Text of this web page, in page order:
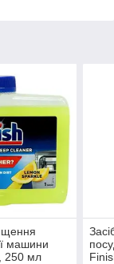
машини
250 мл